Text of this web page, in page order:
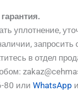
уплотнение,
запросить
в отдел
80 илиWhatsApp